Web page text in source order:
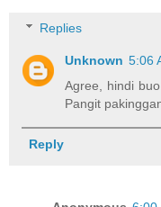
Replies
Unknown 5:06
Agree, hindi
Pangit
Reply